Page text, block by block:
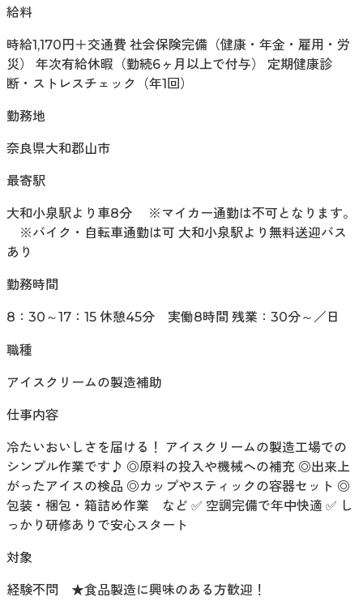
給料
時給1,170円＋交通費 社会保険完備（健康・年金・雇用・労
災） 年次有給休暇（勤続6ヶ月以上で付与） 定期健康診
断・ストレスチェック（年1回）
勤務地
奈良県大和郡山市
最寄駅
大和小泉駅より車8分 ※マイカー通勤は不可となります。
※バイク・自転車通勤は可 大和小泉駅より無料送迎バス
あり
勤務時間
8：30～17：15 休憩45分 実働8時間 残業：30分～／日
職種
アイスクリームの製造補助
仕事内容
冷たいおいしさを届ける！ アイスクリームの製造工場での
シンプル作業です♪ ◎原料の投入や機械への補充 ◎出来上
がったアイスの検品 ◎カップやスティックの容器セット ◎
包装・梱包・箱詰め作業 など ✅ 空調完備で年中快適 ✅ し
っかり研修ありで安心スタート
対象
経験不問 ★食品製造に興味のある方歓迎！